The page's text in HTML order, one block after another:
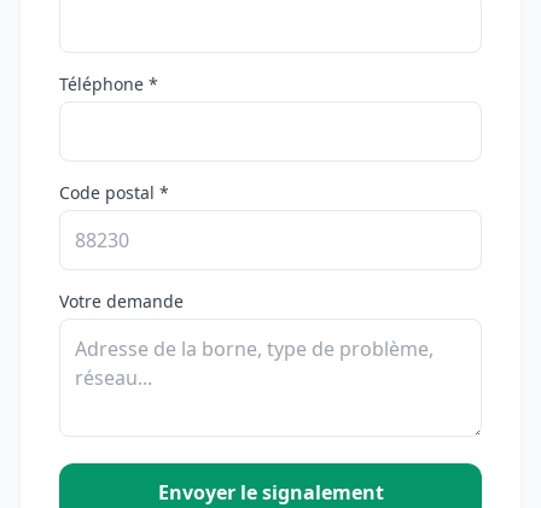
Téléphone *
Code postal *
Votre demande
Envoyer le signalement